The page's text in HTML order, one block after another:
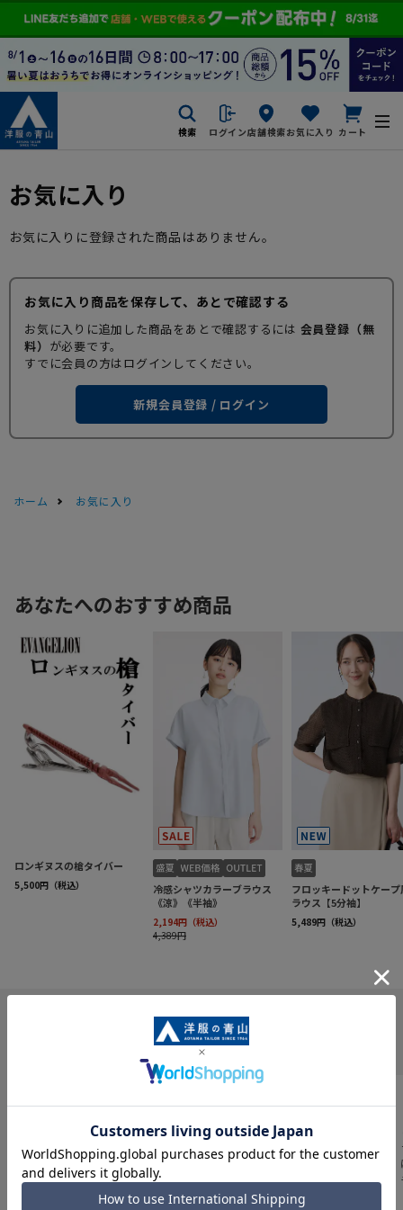
検索 ログイン店舗検索お気に入り カート
お気に入り
お気に入りに登録された商品はありません。
お気に入り商品を保存して、あとで確認する
お気に入りに追加した商品をあとで確認するには 会員登録（無
料） が必要です。
すでに会員の方はログインしてください。
新規会員登録 / ログイン
ホーム お気に入り
INFORMATION